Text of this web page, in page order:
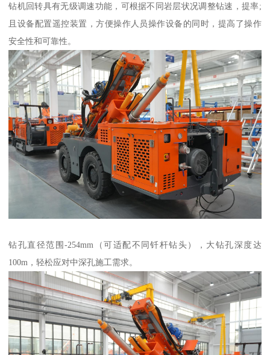
钻机回转具有无级调速功能，可根据不同岩层状况调整钻速，提率;
且设备配置遥控装置，方便操作人员操作设备的同时，提高了操作
安全性和可靠性。
钻孔直径范围-254mm（可适配不同钎杆钻头），大钻孔深度达
100m，轻松应对中深孔施工需求。